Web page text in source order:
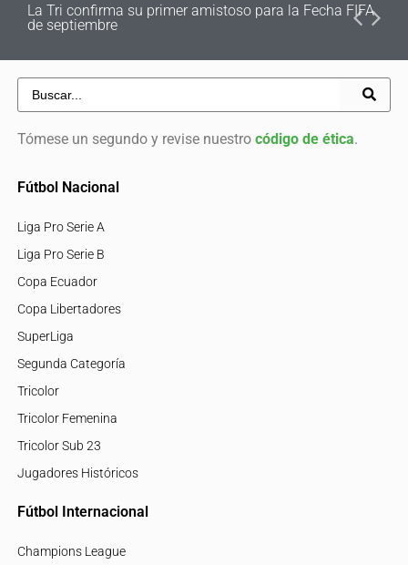
La Tri confirma su primer amistoso para la Fecha FIFA
de septiembre
Tómese un segundo y revise nuestro código de ética.
Fútbol Nacional
Liga Pro Serie A
Liga Pro Serie B
Copa Ecuador
Copa Libertadores
SuperLiga
Segunda Categoría
Tricolor
Tricolor Femenina
Tricolor Sub 23
Jugadores Históricos
Fútbol Internacional
Champions League